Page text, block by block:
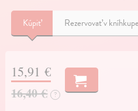
Kúpiť Rezervovať v
15,91 €
16,40 € ?